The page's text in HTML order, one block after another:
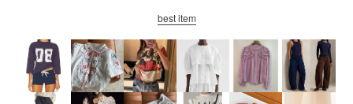
best item